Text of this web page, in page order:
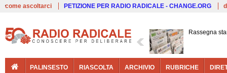
come ascoltarci PETIZIONE PER RADIO RADICALE - CHANGE.ORG
Rassegna
PALINSESTO RIASCOLTA ARCHIVIO RUBRICHE